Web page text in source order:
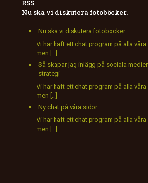
Nu ska vi diskutera fotoböcker.
Nu ska vi diskutera fotoböcker.
Vi har haft ett chat program på alla
men […]
Så skapar jag inlägg på sociala medier
strategi
Vi har haft ett chat program på alla
men […]
Ny chat på våra sidor
Vi har haft ett chat program på alla
men […]